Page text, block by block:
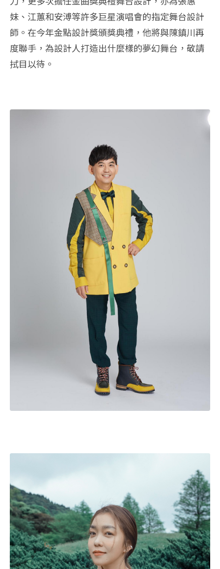
妹、江蕙和安溥等許多巨星演唱會的指定舞台設計
師。在今年金點設計獎頒獎典禮，他將與陳鎮川再
度聯手，為設計人打造出什麼樣的夢幻舞台，敬請
拭目以待。